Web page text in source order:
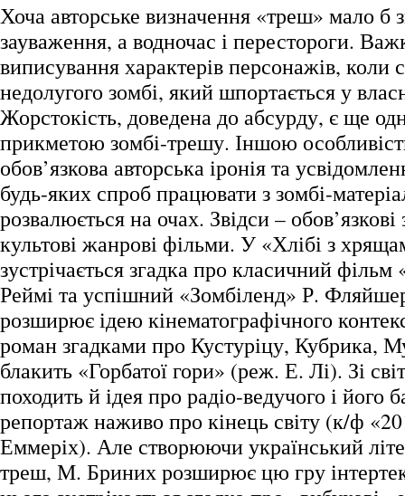
Хоча авторське визначення «треш» мало б
зауваження, а водночас і перестороги.
виписування характерів персонажів, коли
недолугого зомбі, який шпортається у
Жорстокість, доведена до абсурду, є ще
прикметою зомбі-трешу. Іншою
обов’язкова авторська іронія та
будь-яких спроб працювати з зомбі-
розвалюється на очах. Звідси –
культові жанрові фільми. У «Хлібі з
зустрічається згадка про класичний
Реймі та успішний «Зомбіленд» Р.
розширює ідею кінематографічного
роман згадками про Кустуріцу, Кубрика,
блакить «Горбатої гори» (реж. Е. Лі). Зі
походить й ідея про радіо-ведучого і його
репортаж наживо про кінець світу (к/ф
Еммеріх). Але створюючи український
треш, М. Бриних розширює цю гру